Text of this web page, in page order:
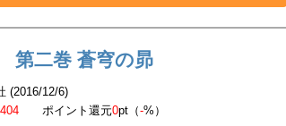
第二巻 蒼穹の昴
(2016/12/6)
ポイント還元0pt（-%）